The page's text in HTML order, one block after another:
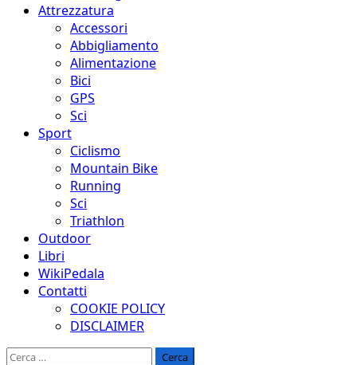
Attrezzatura
Accessori
Abbigliamento
Alimentazione
Bici
GPS
Sci
Sport
Ciclismo
Mountain Bike
Running
Sci
Triathlon
Outdoor
Libri
WikiPedala
Contatti
COOKIE POLICY
DISCLAIMER
Ricerca